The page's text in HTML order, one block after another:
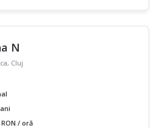
N
Cluj
/ oră